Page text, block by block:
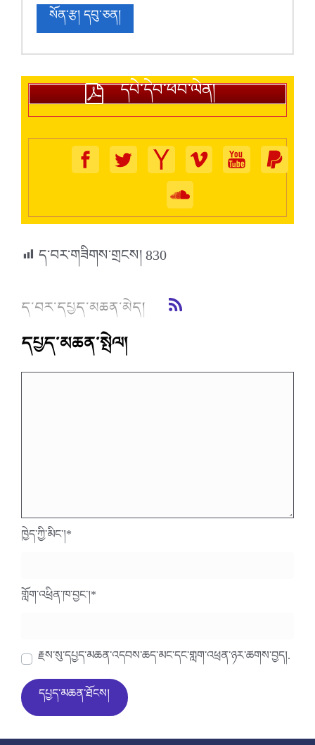
སོན་རྩ། དབུ་ཅན།
དཔེ་དེབ་ཕབ་ལེན།
ད་བར་གཟིགས་གྲངས།830
ད་བར་དཔྱད་མཆན་མེད།
དཔྱད་མཆན་སྤེལ།
ཁྱེད་ཀྱི་མིང་།*
གློག་འཕྲིན་ཁ་བྱང་།*
རྗེས་སུ་དཔྱད་མཆན་འདེབས་ཆེད་མིང་དང་གློག་འཕྲིན་ཉར་ཚགས་བྱེད།.